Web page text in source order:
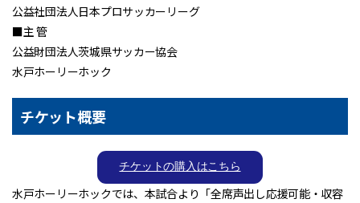
公益社団法人日本プロサッカーリーグ
■主 管
公益財団法人茨城県サッカー協会
水戸ホーリーホック
チケット概要
チケットの購入はこちら
水戸ホーリーホックでは、本試合より「全席声出し応援可能・収容